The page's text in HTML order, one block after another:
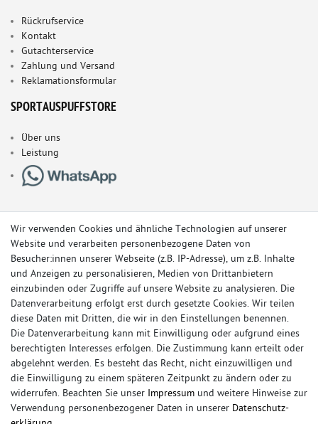
Rückrufservice
Kontakt
Gutachterservice
Zahlung und Versand
Reklamationsformular
SPORTAUSPUFFSTORE
Über uns
Leistung
© Copyright 2026 Sportauspuff-Store.de - Alle Rechte vorbehalten.
Preisangaben inkl. gesetzlicher MwSt. und zzgl. Versandkosten
Das Internetportal für Sportendschalldämpfer, Komplettanlagen,
Rennsportanlagen, Sportendrohre, Universalteile, Fächerkrümmer,
Wir verwenden Cookies und ähnliche Technologien auf unserer
Website und verarbeiten personenbezogene Daten von
Besucher:innen unserer Webseite (z.B. IP-Adresse), um z.B. Inhalte
und Anzeigen zu personalisieren, Medien von Drittanbietern
einzubinden oder Zugriffe auf unsere Website zu analysieren. Die
Datenverarbeitung erfolgt erst durch gesetzte Cookies. Wir teilen
diese Daten mit Dritten, die wir in den Einstellungen benennen.
Die Datenverarbeitung kann mit Einwilligung oder aufgrund eines
berechtigten Interesses erfolgen. Die Zustimmung kann erteilt oder
abgelehnt werden. Es besteht das Recht, nicht einzuwilligen und
die Einwilligung zu einem späteren Zeitpunkt zu ändern oder zu
widerrufen. Beachten Sie unser Impressum und weitere Hinweise zur
Verwendung personenbezogener Daten in unserer Daten­schutz­